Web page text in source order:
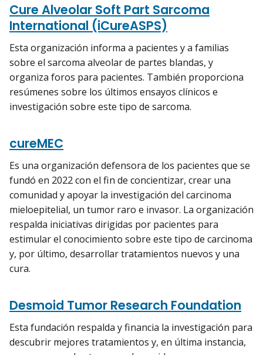
Cure Alveolar Soft Part Sarcoma
International (iCureASPS)
Esta organización informa a pacientes y a familias
sobre el sarcoma alveolar de partes blandas, y
organiza foros para pacientes. También proporciona
resúmenes sobre los últimos ensayos clínicos e
investigación sobre este tipo de sarcoma.
cureMEC
Es una organización defensora de los pacientes que se
fundó en 2022 con el fin de concientizar, crear una
comunidad y apoyar la investigación del carcinoma
mieloepitelial, un tumor raro e invasor. La organización
respalda iniciativas dirigidas por pacientes para
estimular el conocimiento sobre este tipo de carcinoma
y, por último, desarrollar tratamientos nuevos y una
cura.
Desmoid Tumor Research Foundation
Esta fundación respalda y financia la investigación para
descubrir mejores tratamientos y, en última instancia,